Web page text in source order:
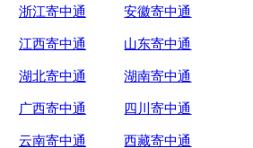
浙江寄中通 安徽寄中通
江西寄中通 山东寄中通
湖北寄中通 湖南寄中通
广西寄中通 四川寄中通
云南寄中通 西藏寄中通